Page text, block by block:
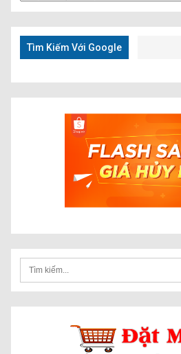
Kiếm
Nhanh
Tìm Kiếm Với Google